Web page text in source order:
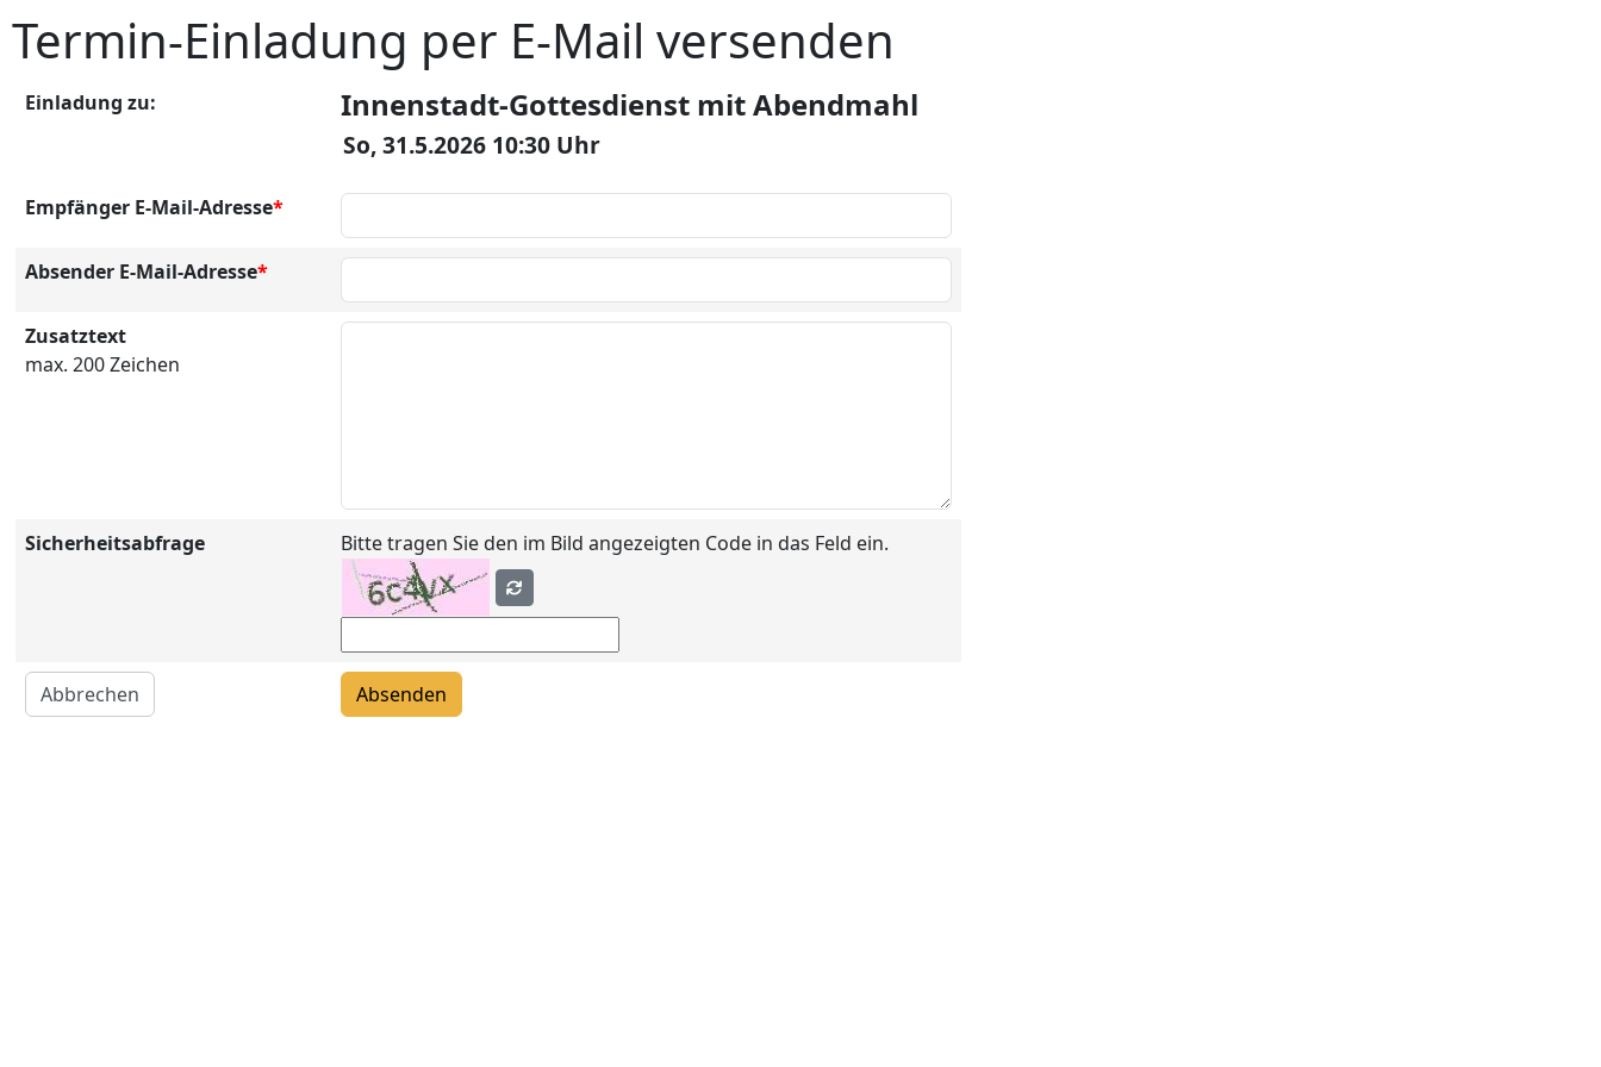
Termin-Einladung per E-Mail versenden
Einladung zu: Innenstadt-Gottesdienst mit Abendmahl
So, 31.5.2026 10:30 Uhr
Empfänger E-Mail-Adresse*
Absender E-Mail-Adresse*
Zusatztext
max. 200 Zeichen
Sicherheitsabfrage Bitte tragen Sie den im Bild angezeigten Code in das Feld ein.
Abbrechen Absenden